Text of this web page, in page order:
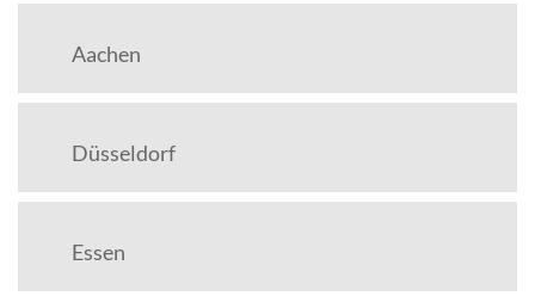
Aachen
Düsseldorf
Essen